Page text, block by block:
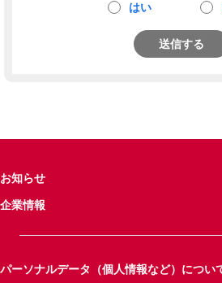
はい
送信する
お知らせ
企業情報
パーソナルデータ（個人情報など）につい